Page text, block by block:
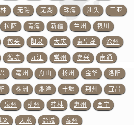
山东省泰安市泰山区财源街道泰山大街百达翡丽售后服务中心（需提前预约）
山东省威海市环翠区新威海路89号振华商厦一楼名表维修百达翡丽售后服务中心（需提前预约）
山东省潍坊市奎文区东风东街百达翡丽售后服务中心（需提前预约）
山东省枣庄市滕州市北辛路与善国路交叉口百达翡丽售后服务中心（需提前预约）
山东省淄博市张店区金晶大道百达翡丽售后服务中心（需提前预约）
上海市黄浦区南京东路299号宏伊国际广场写字楼8层806室百达翡丽售后服务中心（需提前预约）
上海市徐汇区虹桥路3号港汇中心2座37层3705室百达翡丽售后服务中心（需提前预约）
浙江省杭州市上城区钱江路1366号华润大厦A座5层503-5室百达翡丽售后服务中心（需提前预约）
无锡 芜湖 珠海 汕头 三亚
拉萨 青海 新疆 兰州 银川
包头 阳泉 大庆 秦皇岛 沧州
潍坊 九江 常州 嘉兴 南通
亳州 舟山 扬州 金华 洛阳
株洲 湘潭 十堰 荆州 宜昌
泉州 柳州 桂林 惠州 西宁
义 天水 盐城 泰州